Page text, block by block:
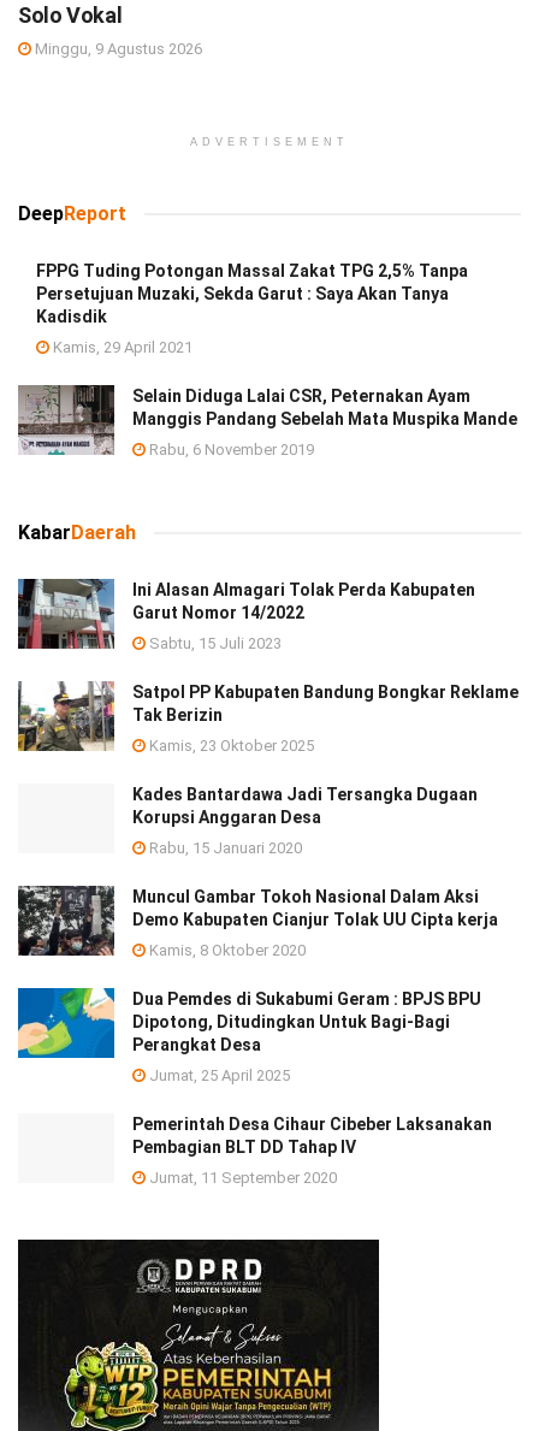
Solo Vokal
Minggu, 9 Agustus 2026
ADVERTISEMENT
DeepReport
FPPG Tuding Potongan Massal Zakat TPG 2,5% Tanpa
Persetujuan Muzaki, Sekda Garut : Saya Akan Tanya
Kadisdik
Kamis, 29 April 2021
Selain Diduga Lalai CSR, Peternakan Ayam
Manggis Pandang Sebelah Mata Muspika Mande
Rabu, 6 November 2019
Kabar Daerah
Ini Alasan Almagari Tolak Perda Kabupaten
Garut Nomor 14/2022
Sabtu, 15 Juli 2023
Satpol PP Kabupaten Bandung Bongkar Reklame
Tak Berizin
Kamis, 23 Oktober 2025
Kades Bantardawa Jadi Tersangka Dugaan
Korupsi Anggaran Desa
Rabu, 15 Januari 2020
Muncul Gambar Tokoh Nasional Dalam Aksi
Demo Kabupaten Cianjur Tolak UU Cipta kerja
Kamis, 8 Oktober 2020
Dua Pemdes di Sukabumi Geram : BPJS BPU
Dipotong, Ditudingkan Untuk Bagi-Bagi
Perangkat Desa
Jumat, 25 April 2025
Pemerintah Desa Cihaur Cibeber Laksanakan
Pembagian BLT DD Tahap IV
Jumat, 11 September 2020